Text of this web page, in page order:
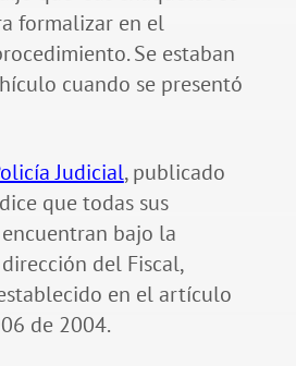
formalizar en el
Se estaban
cuando se presentó
Judicial, publicado
que todas sus
bajo la
del Fiscal,
en el artículo
de 2004.